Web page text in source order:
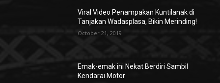
Viral Video Penampakan Kuntilanak di
Tanjakan Wadasplasa, Bikin Merinding!
October 21, 2019
Emak-emak ini Nekat Berdiri Sambil
Kendarai Motor